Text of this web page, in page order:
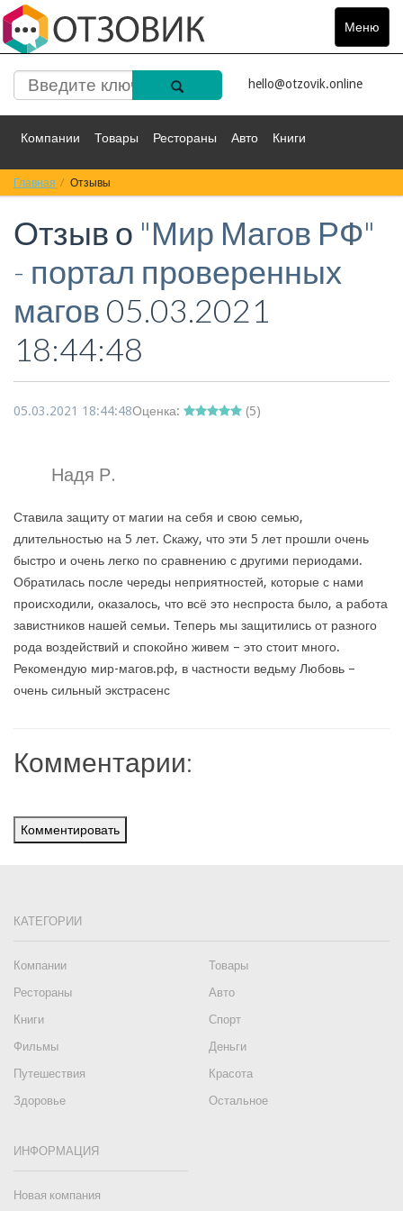
Меню
Toggle
hello@otzovik.online
Компании Товары Рестораны Авто Книги
Спорт Фильмы
Красота Здоровье Остальное
Главная Отзывы
Отзыв о "Мир Магов РФ"
- портал проверенных
магов 05.03.2021
18:44:48
05.03.2021 18:44:48Оценка: (5)
Надя Р.
Ставила защиту от магии на себя и свою семью,
длительностью на 5 лет. Скажу, что эти 5 лет прошли очень
быстро и очень легко по сравнению с другими периодами.
Обратилась после череды неприятностей, которые с нами
происходили, оказалось, что всё это неспроста было, а работа
завистников нашей семьи. Теперь мы защитились от разного
рода воздействий и спокойно живем – это стоит много.
Рекомендую мир-магов.рф, в частности ведьму Любовь –
очень сильный экстрасенс
Комментарии:
Комментировать
КАТЕГОРИИ
Компании
Товары
Рестораны
Авто
Книги
Спорт
Фильмы
Деньги
Путешествия
Красота
Здоровье
Остальное
ИНФОРМАЦИЯ
Новая компания